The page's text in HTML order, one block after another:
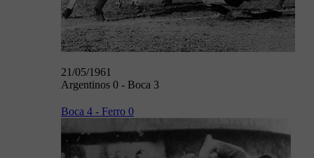
21/05/1961
Argentinos 0 - Boca 3
Boca 4 - Ferro 0